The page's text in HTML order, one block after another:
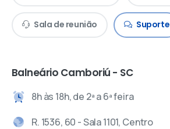
Sala de reunião Suporte
Balneário Camboriú - SC
8h às 18h, de 2ª a 6ª feira
R. 1536, 60 - Sala 1101, Centro